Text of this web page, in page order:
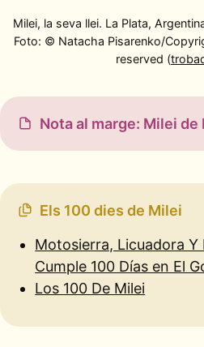
Milei, la seva llei. La Plata,
Foto: © Natacha Pisarenko/
reserved (
Nota al marge: Milei de
Els 100 dies de Milei
Motosierra, Licuadora
Cumple 100 Días en El
Los 100 De Milei